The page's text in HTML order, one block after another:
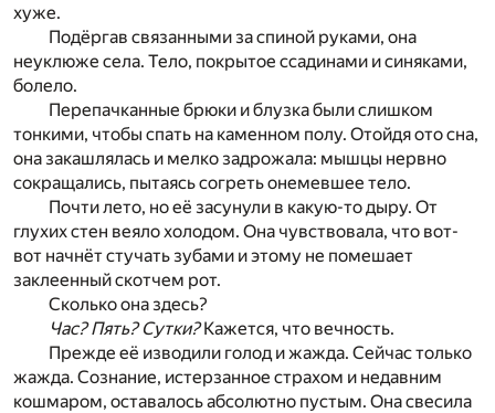
хуже.
Подёргав связанными за спиной руками, она
неуклюже села. Тело, покрытое ссадинами и синяками,
болело.
Перепачканные брюки и блузка были слишком
тонкими, чтобы спать на каменном полу. Отойдя ото сна,
она закашлялась и мелко задрожала: мышцы нервно
сокращались, пытаясь согреть онемевшее тело.
Почти лето, но её засунули в какую-то дыру. От
глухих стен веяло холодом. Она чувствовала, что вот-
вот начнёт стучать зубами и этому не помешает
заклеенный скотчем рот.
Сколько она здесь?
Час? Пять? Сутки?Кажется, что вечность.
Прежде её изводили голод и жажда. Сейчас только
жажда. Сознание, истерзанное страхом и недавним
кошмаром, оставалось абсолютно пустым. Она свесила